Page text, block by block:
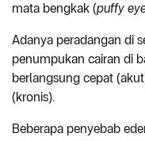
mata bengkak (puffy
Adanya peradangan di
penumpukan cairan di
berlangsung cepat
(kronis).
Beberapa penyebab